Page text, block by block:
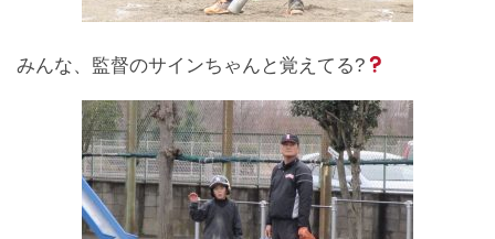
みんな、監督のサインちゃんと覚えてる?